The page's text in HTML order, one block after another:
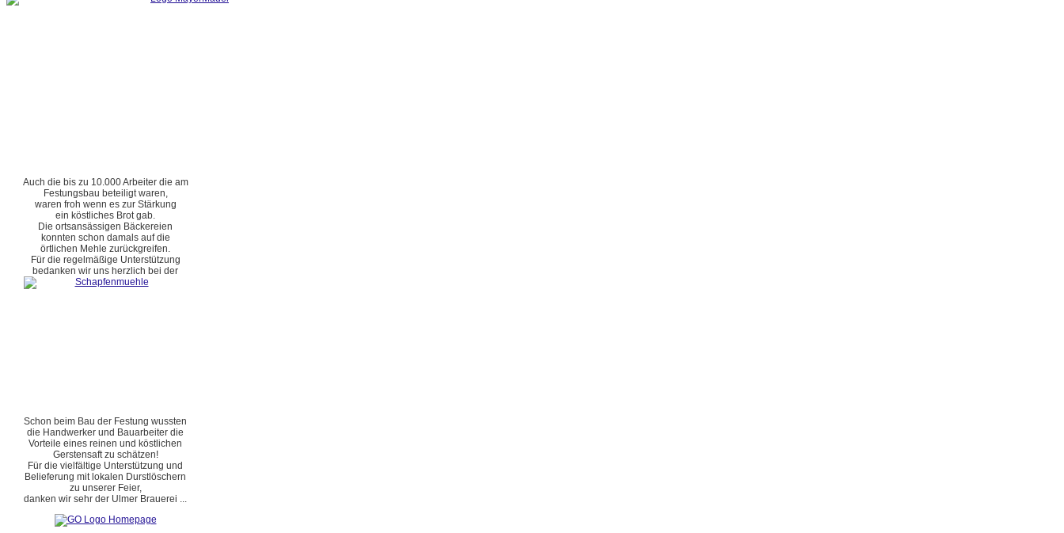
Auch die bis zu 10.000 Arbeiter die am
Festungsbau beteiligt waren,
waren froh wenn es zur Stärkung
ein köstliches Brot gab.
Die ortsansässigen Bäckereien
konnten schon damals auf die
örtlichen Mehle zurückgreifen.
Für die regelmäßige Unterstützung
bedanken wir uns herzlich bei der
Schon beim Bau der Festung wussten
die Handwerker und Bauarbeiter die
Vorteile eines reinen und köstlichen
Gerstensaft zu schätzen!
Für die vielfältige Unterstützung und
Belieferung mit lokalen Durstlöschern
zu unserer Feier,
danken wir sehr der Ulmer Brauerei ...